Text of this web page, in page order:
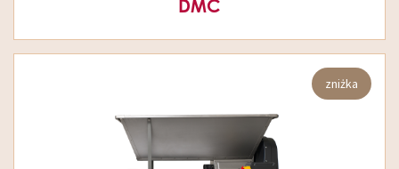
DMC
zniżka